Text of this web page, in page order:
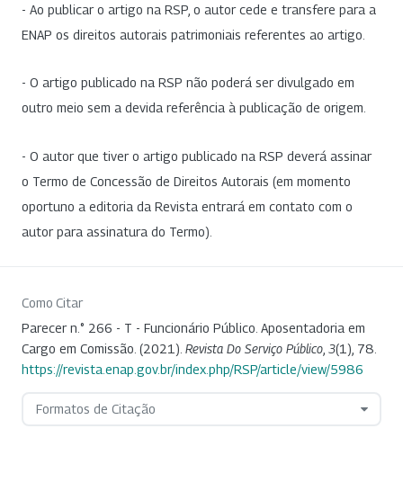
- Ao publicar o artigo na RSP, o autor cede e transfere para a
ENAP os direitos autorais patrimoniais referentes ao artigo.
- O artigo publicado na RSP não poderá ser divulgado em
outro meio sem a devida referência à publicação de origem.
- O autor que tiver o artigo publicado na RSP deverá assinar
o Termo de Concessão de Direitos Autorais (em momento
oportuno a editoria da Revista entrará em contato com o
autor para assinatura do Termo).
Como Citar
Parecer n.° 266 - T - Funcionário Público. Aposentadoria em
Cargo em Comissão. (2021). Revista Do Serviço Público 3(1), 78.
https://revista.enap.gov.br/index.php/RSP/article/view/5986
Formatos de Citação